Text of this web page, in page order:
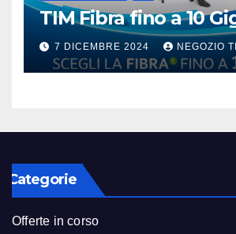
TIM Fibra fino a 10
7 DICEMBRE 2024 NEGOZIO
Categorie
Offerte in corso